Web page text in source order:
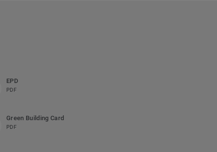
EPD
PDF
Green Building Card
PDF